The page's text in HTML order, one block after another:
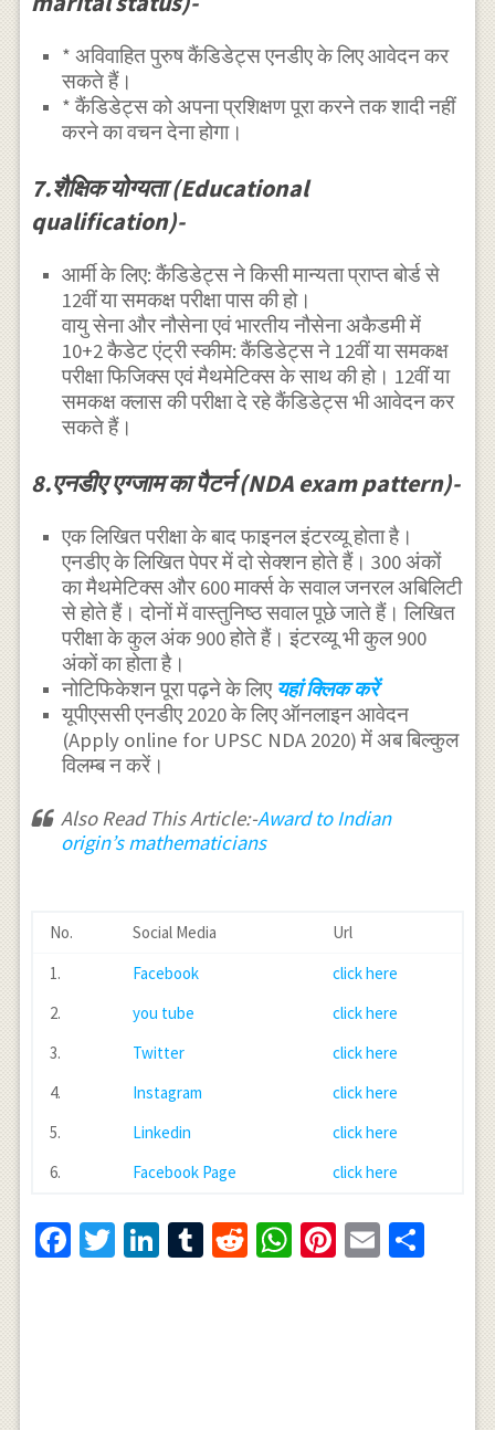
* अविवाहित पुरुष कैंडिडेट्स एनडीए के लिए आवेदन कर
सकते हैं।
* कैंडिडेट्स को अपना प्रशिक्षण पूरा करने तक शादी नहीं
करने का वचन देना होगा।
7.शैक्षिक योग्यता (Educational
qualification)-
आर्मी के लिए: कैंडिडेट्स ने किसी मान्यता प्राप्त बोर्ड से
12वीं या समकक्ष परीक्षा पास की हो।
वायु सेना और नौसेना एवं भारतीय नौसेना अकैडमी में
10+2 कैडेट एंट्री स्कीम: कैंडिडेट्स ने 12वीं या समकक्ष
परीक्षा फिजिक्स एवं मैथमेटिक्स के साथ की हो। 12वीं या
समकक्ष क्लास की परीक्षा दे रहे कैंडिडेट्स भी आवेदन कर
सकते हैं।
8.एनडीए एग्जाम का पैटर्न (NDA exam pattern)-
एक लिखित परीक्षा के बाद फाइनल इंटरव्यू होता है।
एनडीए के लिखित पेपर में दो सेक्शन होते हैं। 300 अंकों
का मैथमेटिक्स और 600 मार्क्स के सवाल जनरल अबिलिटी
से होते हैं। दोनों में वास्तुनिष्ठ सवाल पूछे जाते हैं। लिखित
परीक्षा के कुल अंक 900 होते हैं। इंटरव्यू भी कुल 900
अंकों का होता है।
नोटिफिकेशन पूरा पढ़ने के लिए यहां क्लिक करें
यूपीएससी एनडीए 2020 के लिए ऑनलाइन आवेदन
(Apply online for UPSC NDA 2020) में अब बिल्कुल
विलम्ब न करें।
Also Read This Article:-Award to Indian
origin’s mathematicians
No. Social Media
Url
1.
Facebook
click here
2.
you tube
click here
3.
Twitter
click here
4.
Instagram
click here
5.
Linkedin
click here
6.
Facebook Page click here
Facebook
Twitter
LinkedIn
Tumblr
RedditWhatsApp
Pinterest
Email